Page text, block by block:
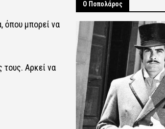
όπου μπορεί να
τους. Αρκεί να
Ο Ποπολάρος